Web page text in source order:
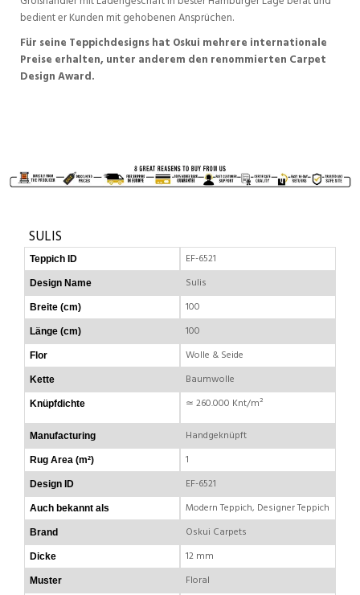
bedient er Kunden mit gehobenen Ansprüchen.
Für seine Teppichdesigns hat Oskui mehrere internationale
Preise erhalten, unter anderem den renommierten Carpet
Design Award.
SULIS
Teppich ID EF-6521
Design Name Sulis
Breite (cm) 100
Länge (cm) 100
Flor Wolle & Seide
Kette Baumwolle
Knüpfdichte ≃ 260.000 Knt/m²
Manufacturing Handgeknüpft
Rug Area (m²) 1
Design ID EF-6521
Auch bekannt als Modern Teppich, Designer Teppich
Brand Oskui Carpets
Dicke 12 mm
Muster Floral